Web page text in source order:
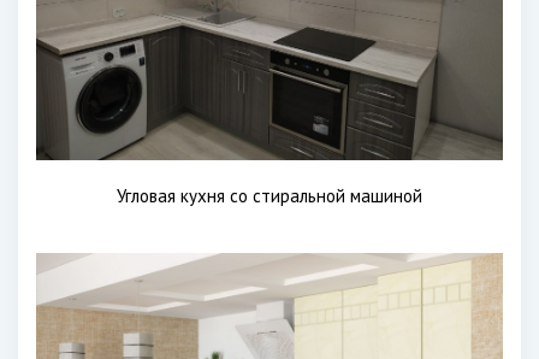
Угловая кухня со стиральной машиной